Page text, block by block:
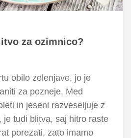
za ozimnico?
obilo zelenjave, jo je
za pozneje. Med
in jeseni razveseljuje z
je tudi blitva, saj hitro raste
porezati, zato imamo